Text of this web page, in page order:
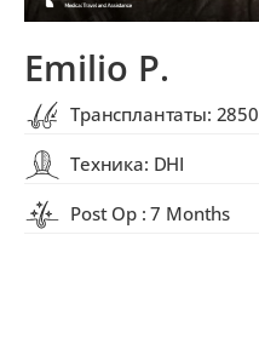
Emilio P.
Трансплантаты: 2850
Техника: DHI
Post Op : 7 Months